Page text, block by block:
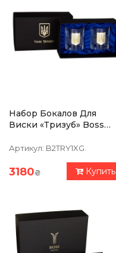
Набор Бокалов Для
Виски «Тризуб» Boss
Серебро, Золото,
Артикул: B2TRY1XG.
3180₴ Купить